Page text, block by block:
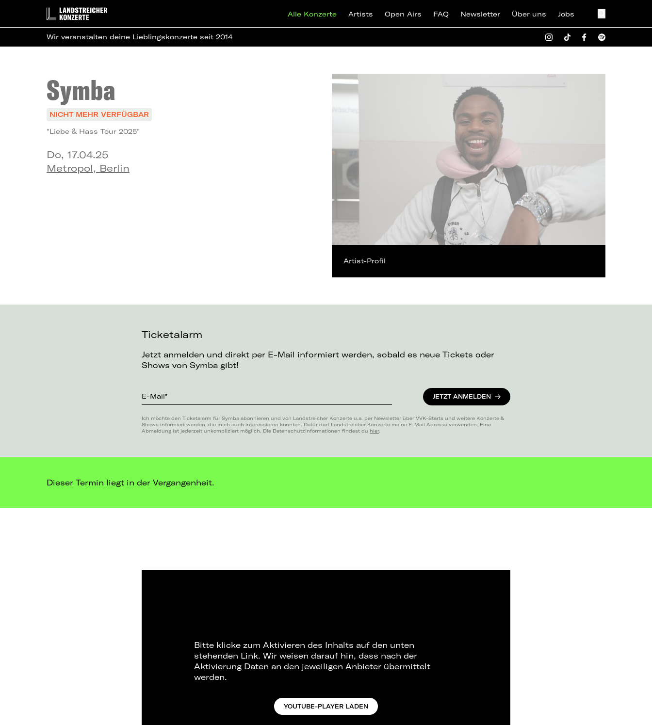
Alle Konzerte Artists Open Airs FAQ Newsletter Über uns Jobs
Wir veranstalten deine Lieblingskonzerte seit 2014
Symba
NICHT MEHR VERFÜGBAR
"Liebe & Hass Tour 2025"
Do, 17.04.25
Metropol, Berlin
Artist-Profil
Ticketalarm
Jetzt anmelden und direkt per E-Mail informiert werden, sobald es neue Tickets oder
Shows von Symba gibt!
E-Mail* JETZT ANMELDEN
Ich möchte den Ticketalarm für Symba abonnieren und von Landstreicher Konzerte u.a. per Newsletter über VVK-Starts und weitere Konzerte &
Shows informiert werden, die mich auch interessieren könnten. Dafür darf Landstreicher Konzerte meine E-Mail Adresse verwenden. Eine
Abmeldung ist jederzeit unkompliziert möglich. Die Datenschutzinformationen findest du hier.
Dieser Termin liegt in der Vergangenheit.
Bitte klicke zum Aktivieren des Inhalts auf den unten
stehenden Link. Wir weisen darauf hin, dass nach der
Aktivierung Daten an den jeweiligen Anbieter übermittelt
werden.
YOUTUBE-PLAYER LADEN